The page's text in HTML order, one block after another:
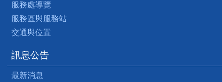
服務處導覽
服務區與服務站
交通與位置
訊息公告
最新消息